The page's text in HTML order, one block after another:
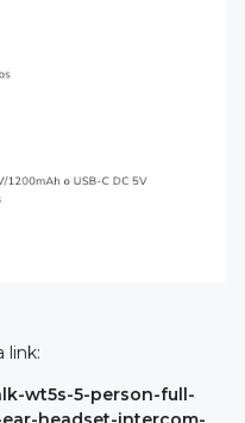
link:
wt5s-5-person-full-